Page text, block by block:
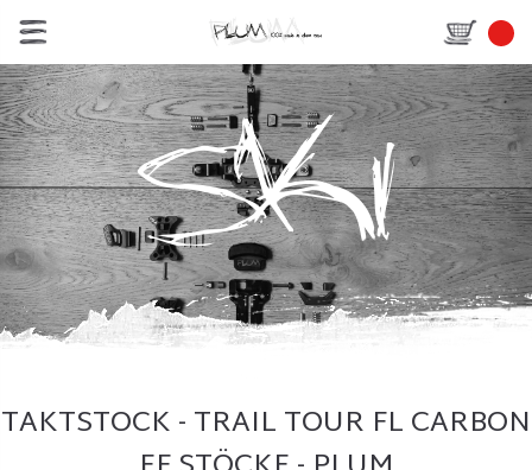
TAKTSTOCK - TRAIL TOUR FL CARBON